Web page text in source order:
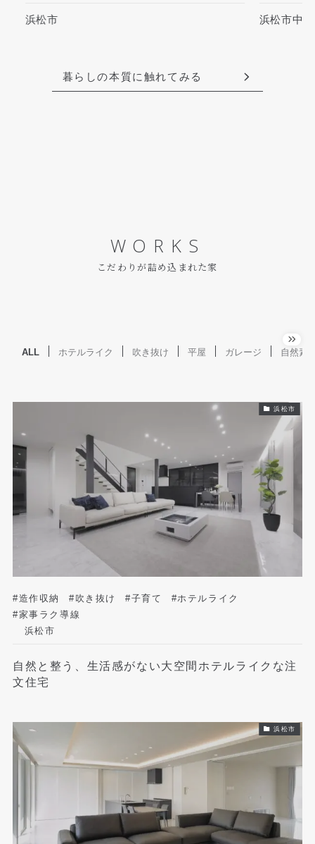
浜松市 浜松市中央
暮らしの本質に触れてみる
WORKS
こだわりが詰め込まれた家
ALL ホテルライク 吹き抜け 平屋 ガレージ 自然素
浜松市
#造作収納 #吹き抜け #子育て
#ホテルライク
#家事ラク導線
浜松市
自然と整う、生活感がない大空間ホテルライクな注
文住宅
浜松市